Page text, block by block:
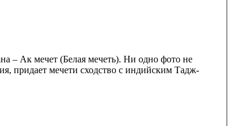
– Ак мечет (Белая мечеть). Ни одно фото не
придает мечети сходство с индийским Тадж-